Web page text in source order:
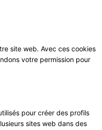
site web. Avec ces cookies
votre permission pour
pour créer des profils
sites web dans des